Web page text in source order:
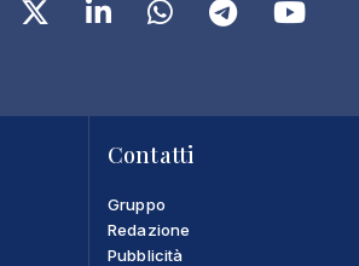
Contatti
Gruppo
Redazione
Pubblicità